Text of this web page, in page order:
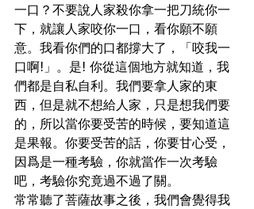
一口？不要說人家殺你拿一把刀統你一
下，就讓人家咬你一口，看你願不願
意。我看你們的口都撐大了，「咬我一
口啊!」。是! 你從這個地方就知道，我
們都是自私自利。我們要拿人家的東
西，但是就不想給人家，只是想我們要
的，所以當你要受苦的時候，要知道這
是果報。你要受苦的話，你要甘心受，
因爲是一種考驗，你就當作一次考驗
吧，考驗你究竟過不過了關。
常常聽了菩薩故事之後，我們會覺得我